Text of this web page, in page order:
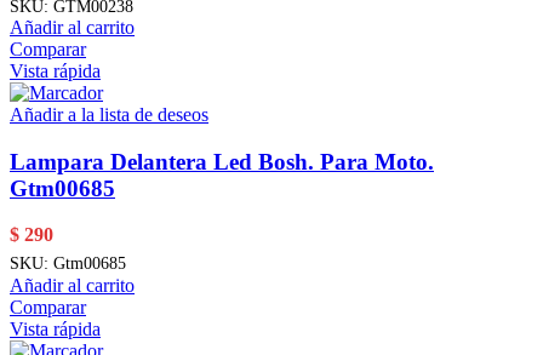
SKU: GTM00238
Añadir al carrito
Comparar
Vista rápida
Añadir a la lista de deseos
Lampara Delantera Led Bosh. Para Moto.
Gtm00685
$ 290
SKU: Gtm00685
Añadir al carrito
Comparar
Vista rápida